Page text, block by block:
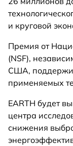
и круговой
Премия от
(NSF),
США,
применяемых
EARTH будет
центра
снижения